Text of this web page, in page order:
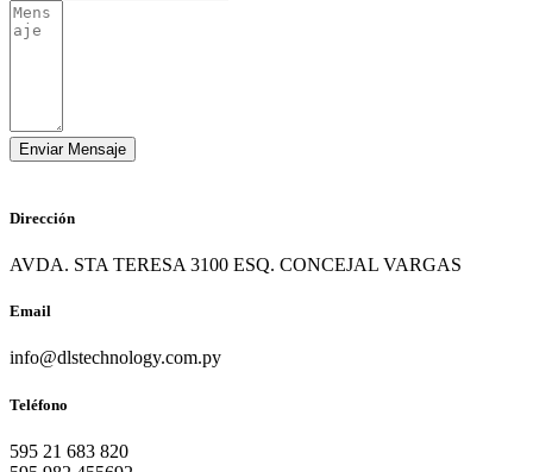
Dirección
AVDA. STA TERESA 3100 ESQ. CONCEJAL VARGAS
Email
info@dlstechnology.com.py
Teléfono
595 21 683 820